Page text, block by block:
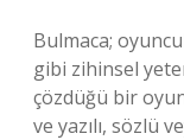
Bulmaca;
gibi zihinsel
çözdüğü bir
ve yazılı, sözlü